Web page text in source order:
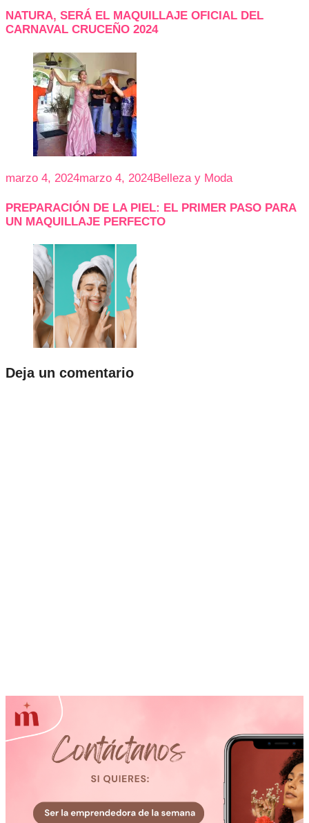
NATURA, SERÁ EL MAQUILLAJE OFICIAL DEL
CARNAVAL CRUCEÑO 2024
marzo 4, 2024marzo 4, 2024Belleza y Moda
PREPARACIÓN DE LA PIEL: EL PRIMER PASO PARA
UN MAQUILLAJE PERFECTO
Deja un comentario